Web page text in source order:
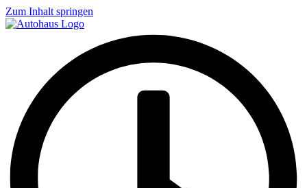
Zum Inhalt springen